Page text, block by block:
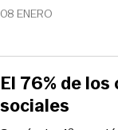
08 ENERO
El 76% de
sociales